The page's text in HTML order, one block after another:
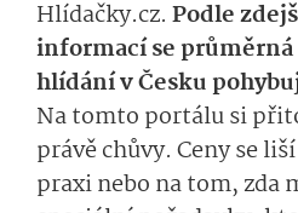
Hlídačky.cz. Podle
informací se průměrná
hlídání v Česku
Na tomto portálu si
právě chůvy. Ceny se
praxi nebo na tom, zda